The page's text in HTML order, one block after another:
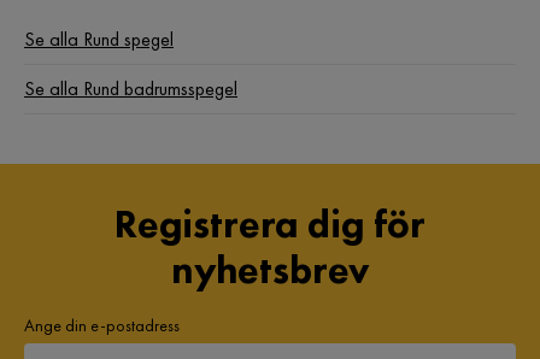
Se alla Rund spegel
Se alla Rund badrumsspegel
Registrera dig för
nyhetsbrev
Ange din e-postadress